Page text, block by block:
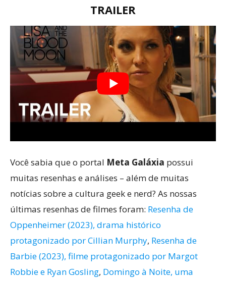
TRAILER
Você sabia que o portal Meta Galáxia possui
muitas resenhas e análises – além de muitas
notícias sobre a cultura geek e nerd? As nossas
últimas resenhas de filmes foram: Resenha de
Oppenheimer (2023), drama histórico
protagonizado por Cillian Murphy, Resenha de
Barbie (2023), filme protagonizado por Margot
Robbie e Ryan Gosling, Domingo à Noite, uma